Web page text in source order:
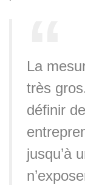
La
très
définir
jusqu’à